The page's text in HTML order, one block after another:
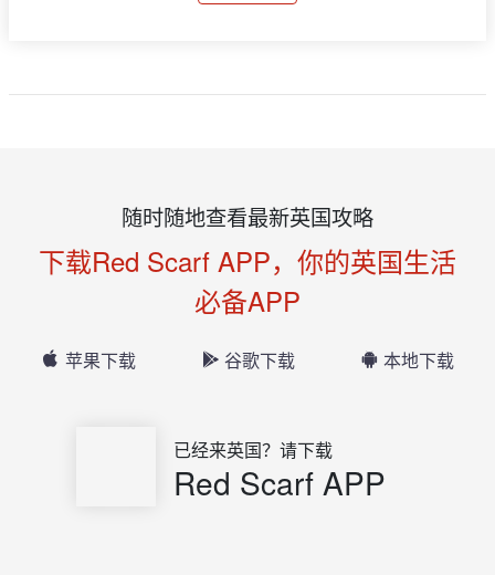
随时随地查看最新英国攻略
下载Red Scarf APP，你的英国生活
必备APP
苹果下载 谷歌下载 本地下载
已经来英国？请下载
Red Scarf APP